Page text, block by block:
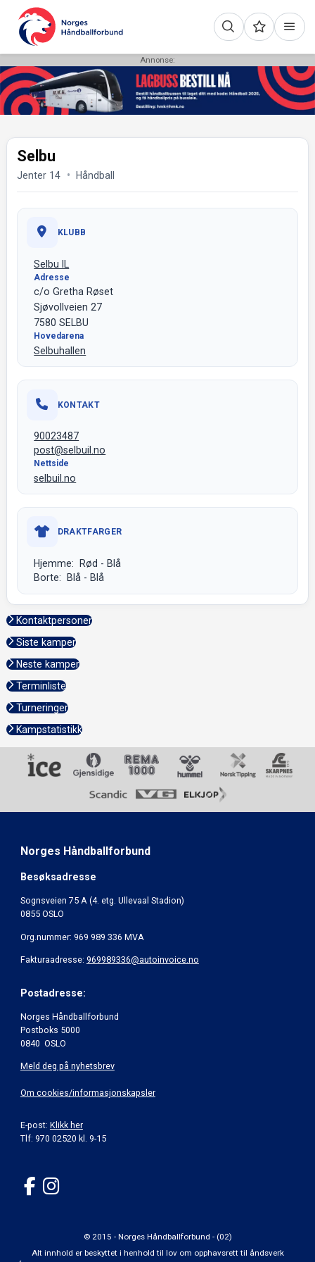
Annonse:
Selbu
Jenter 14 Håndball
KLUBB
Selbu IL
Adresse
c/o Gretha Røset
Sjøvollveien 27
7580 SELBU
Hovedarena
Selbuhallen
KONTAKT
90023487
post@selbuil.no
Nettside
selbuil.no
DRAKTFARGER
Hjemme: Rød - Blå
Borte: Blå - Blå
Kontaktpersoner
Siste kamper
Neste kamper
Terminliste
Turneringer
Kampstatistikk
Norges Håndballforbund
Besøksadresse
Sognsveien 75 A (4. etg. Ullevaal Stadion)
0855 OSLO
Org.nummer: 969 989 336 MVA
Fakturaadresse: 969989336@autoinvoice.no
Postadresse:
Norges Håndballforbund
Postboks 5000
0840 OSLO
Meld deg på nyhetsbrev
Om cookies/informasjonskapsler
E-post: Klikk her
Tlf: 970 02520 kl. 9-15
© 2015 - Norges Håndballforbund - (02)
Alt innhold er beskyttet i henhold til lov om opphavsrett til åndsverk